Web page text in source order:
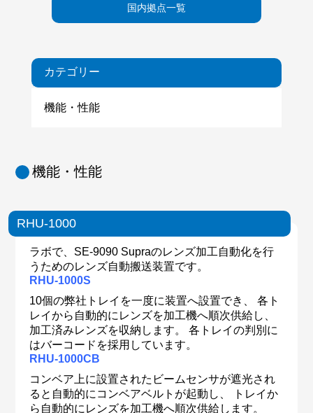
国内拠点一覧
カテゴリー
機能・性能
機能・性能
RHU-1000
ラボで、SE-9090 Supraのレンズ加工自動化を行
うためのレンズ自動搬送装置です。
RHU-1000S
10個の弊社トレイを一度に装置へ設置でき、 各ト
レイから自動的にレンズを加工機へ順次供給し、
加工済みレンズを収納します。 各トレイの判別に
はバーコードを採用しています。
RHU-1000CB
コンベア上に設置されたビームセンサが遮光され
ると自動的にコンベアベルトが起動し、 トレイか
ら自動的にレンズを加工機へ順次供給します。